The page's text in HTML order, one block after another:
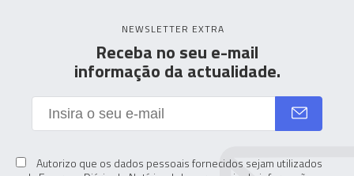
NEWSLETTER EXTRA
Receba no seu e-mail
informação da actualidade.
Autorizo que os dados pessoais fornecidos sejam utilizados